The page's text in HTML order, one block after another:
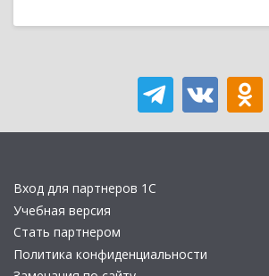
Вход для партнеров 1С
Учебная версия
Стать партнером
Политика конфиденциальности